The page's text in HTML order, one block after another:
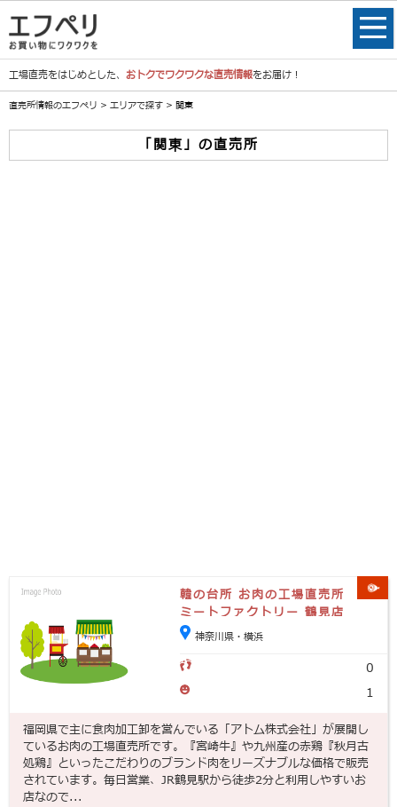
工場直売をはじめとした、 おトクでワクワクな直売情報をお届け！
直売所情報のエフペリ > エリアで探す > 関東
「関東」の直売所
韓の台所 お肉の工場直売所
ミートファクトリー 鶴見店
神奈川県・横浜
0
1
福岡県で主に食肉加工卸を営んでいる「アトム株式会社」が展開し
ているお肉の工場直売所です。『宮崎牛』や九州産の赤鶏『秋月古
処鶏』といったこだわりのブランド肉をリーズナブルな価格で販売
されています。毎日営業、JR鶴見駅から徒歩2分と利用しやすいお
店なので...